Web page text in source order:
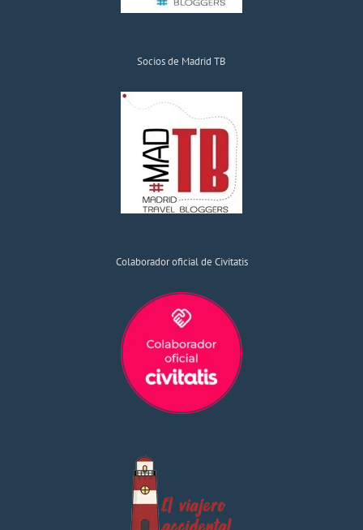
Socios de Madrid TB
Colaborador oficial de Civitatis